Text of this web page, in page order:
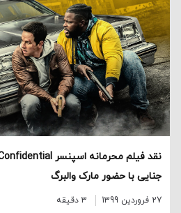
جنایی با حضور مارک والبرگ
27 فروردین 1399 3 دقیقه